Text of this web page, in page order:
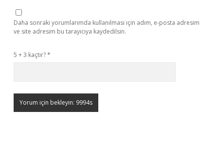
Daha sonraki yorumlarımda kullanılması için adım, e-posta adresim
ve site adresim bu tarayıcıya kaydedilsin.
5 + 3 kaçtır?*